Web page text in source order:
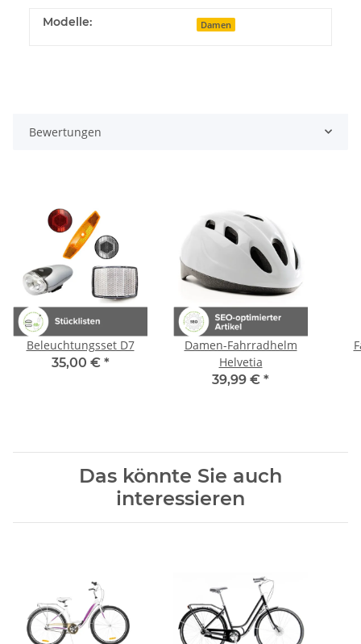
Modelle: Damen
Bewertungen
Beleuchtungsset D7
35,00 € *
Damen-Fahrradhelm
Helvetia
39,99 € *
Das könnte Sie auch
interessieren